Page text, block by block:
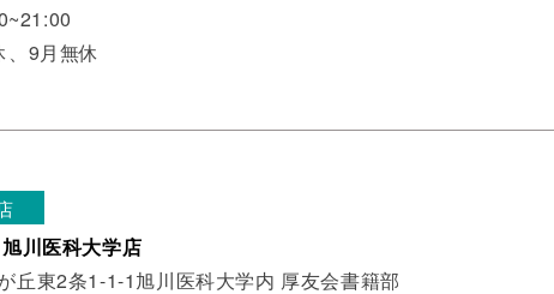
、9月無休
川医科大学店
丘東2条1-1-1旭川医科大学内 厚友会書籍部